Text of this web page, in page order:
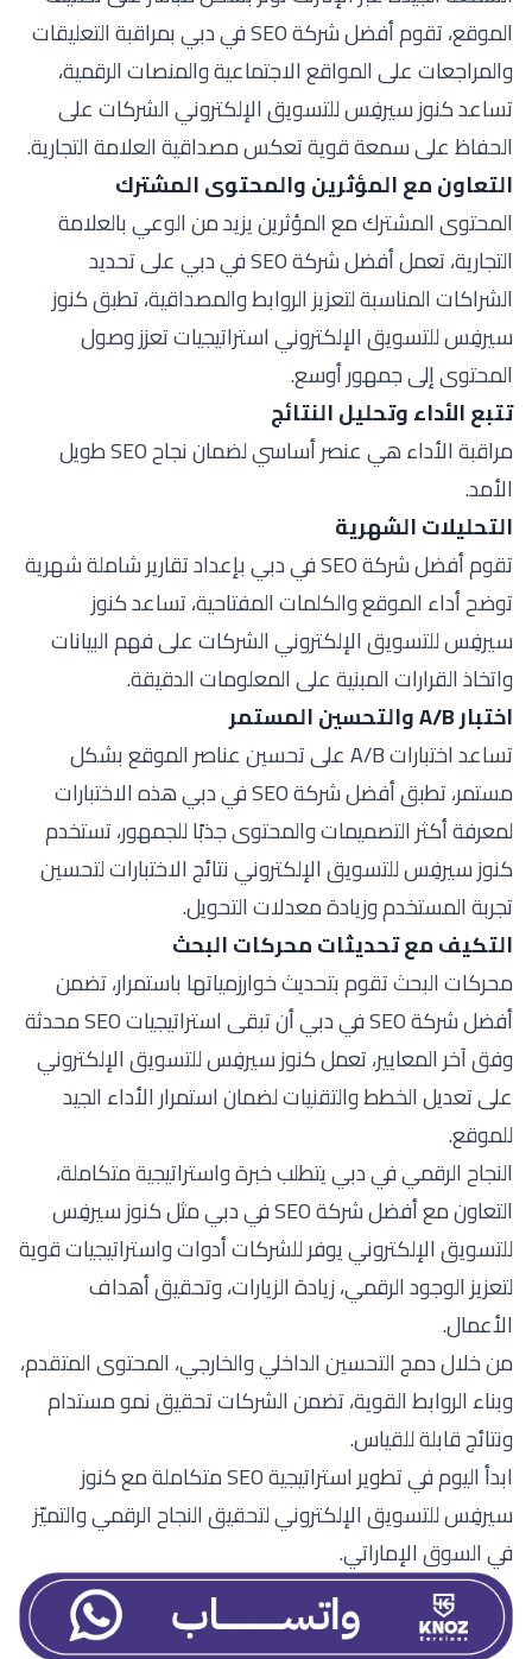
الموقع، تقوم أفضل شركة SEO في دبي بمراقبة التعليقات
والمراجعات على المواقع الاجتماعية والمنصات الرقمية،
تساعد كنوز سيرفِس للتسويق الإلكتروني الشركات على
الحفاظ على سمعة قوية تعكس مصداقية العلامة التجارية.
التعاون مع المؤثرين والمحتوى المشترك
المحتوى المشترك مع المؤثرين يزيد من الوعي بالعلامة
التجارية، تعمل أفضل شركة SEO في دبي على تحديد
الشراكات المناسبة لتعزيز الروابط والمصداقية، تطبق كنوز
سيرفِس للتسويق الإلكتروني استراتيجيات تعزز وصول
المحتوى إلى جمهور أوسع.
تتبع الأداء وتحليل النتائج
مراقبة الأداء هي عنصر أساسي لضمان نجاح SEO طويل
الأمد.
التحليلات الشهرية
تقوم أفضل شركة SEO في دبي بإعداد تقارير شاملة شهرية
توضح أداء الموقع والكلمات المفتاحية، تساعد كنوز
سيرفِس للتسويق الإلكتروني الشركات على فهم البيانات
واتخاذ القرارات المبنية على المعلومات الدقيقة.
اختبار A/B والتحسين المستمر
تساعد اختبارات A/B على تحسين عناصر الموقع بشكل
مستمر، تطبق أفضل شركة SEO في دبي هذه الاختبارات
لمعرفة أكثر التصميمات والمحتوى جذبًا للجمهور، تستخدم
كنوز سيرفِس للتسويق الإلكتروني نتائج الاختبارات لتحسين
تجربة المستخدم وزيادة معدلات التحويل.
التكيف مع تحديثات محركات البحث
محركات البحث تقوم بتحديث خوارزمياتها باستمرار، تضمن
أفضل شركة SEO في دبي أن تبقى استراتيجيات SEO محدثة
وفق آخر المعايير، تعمل كنوز سيرفِس للتسويق الإلكتروني
على تعديل الخطط والتقنيات لضمان استمرار الأداء الجيد
للموقع.
النجاح الرقمي في دبي يتطلب خبرة واستراتيجية متكاملة،
التعاون مع أفضل شركة SEO في دبي مثل كنوز سيرفِس
للتسويق الإلكتروني يوفر للشركات أدوات واستراتيجيات قوية
لتعزيز الوجود الرقمي، زيادة الزيارات، وتحقيق أهداف
الأعمال.
من خلال دمج التحسين الداخلي والخارجي، المحتوى المتقدم،
وبناء الروابط القوية، تضمن الشركات تحقيق نمو مستدام
ونتائج قابلة للقياس.
ابدأ اليوم في تطوير استراتيجية SEO متكاملة مع كنوز
سيرفِس للتسويق الإلكتروني لتحقيق النجاح الرقمي والتميّز
في السوق الإماراتي.